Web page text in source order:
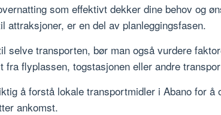
som effektivt dekker dine behov og
attraksjoner, er en del av planleggingsfasen.
selve transporten, bør man også vurdere
fra flyplassen, togstasjonen eller andre
å forstå lokale transportmidler i Abano for å
ankomst.